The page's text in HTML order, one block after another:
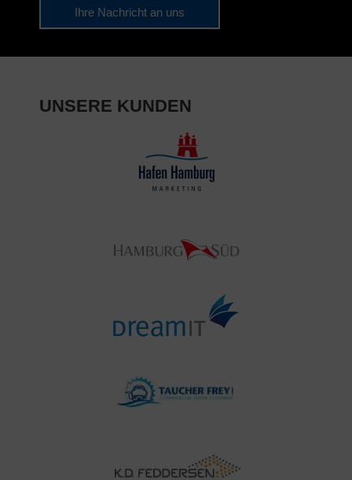
Ihre Nachricht an uns
UNSERE KUNDEN